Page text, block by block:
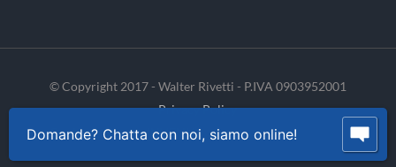
© Copyright 2017 - Walter Rivetti - P.IVA 0903952001
Privacy Policy
Cookie Policy
INVENIA
Domande? Chatta con noi, siamo online!